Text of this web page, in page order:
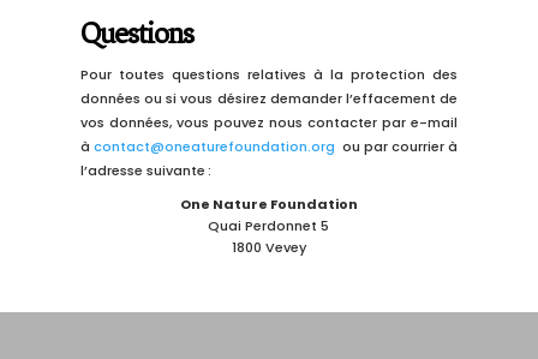
Questions
Pour toutes questions relatives à la protection des
données ou si vous désirez demander l’effacement de
vos données, vous pouvez nous contacter pare-mail
à contact@oneaturefoundation.org ou par courrier à
l’adresse suivante :
One Nature Foundation
Quai Perdonnet 5
1800 Vevey